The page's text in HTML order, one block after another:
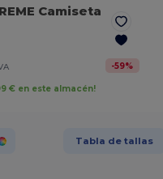
Camiseta
-59%
€ en este almacén!
Tabla de tallas